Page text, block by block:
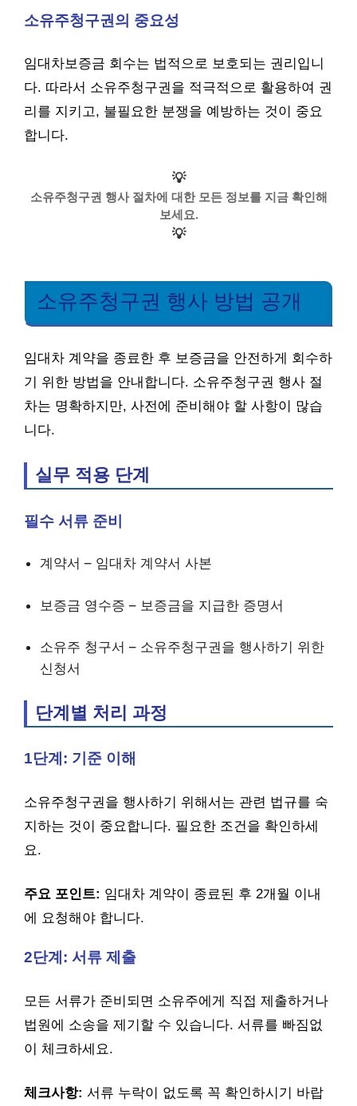
소유주청구권의 중요성
임대차보증금 회수는 법적으로 보호되는 권리입니
다. 따라서 소유주청구권을 적극적으로 활용하여 권
리를 지키고, 불필요한 분쟁을 예방하는 것이 중요
합니다.
💡
소유주청구권 행사 절차에 대한 모든 정보를 지금 확인해
보세요.
💡
소유주청구권 행사 방법 공개
임대차 계약을 종료한 후 보증금을 안전하게 회수하
기 위한 방법을 안내합니다. 소유주청구권 행사 절
차는 명확하지만, 사전에 준비해야 할 사항이 많습
니다.
실무 적용 단계
필수 서류 준비
계약서 – 임대차 계약서 사본
보증금 영수증 – 보증금을 지급한 증명서
소유주 청구서 – 소유주청구권을 행사하기 위한
신청서
단계별 처리 과정
1단계: 기준 이해
소유주청구권을 행사하기 위해서는 관련 법규를 숙
지하는 것이 중요합니다. 필요한 조건을 확인하세
요.
주요 포인트: 임대차 계약이 종료된 후 2개월 이내
에 요청해야 합니다.
2단계: 서류 제출
모든 서류가 준비되면 소유주에게 직접 제출하거나
법원에 소송을 제기할 수 있습니다. 서류를 빠짐없
이 체크하세요.
체크사항: 서류 누락이 없도록 꼭 확인하시기 바랍